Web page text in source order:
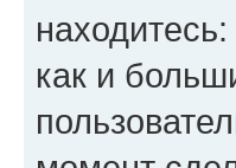
как и